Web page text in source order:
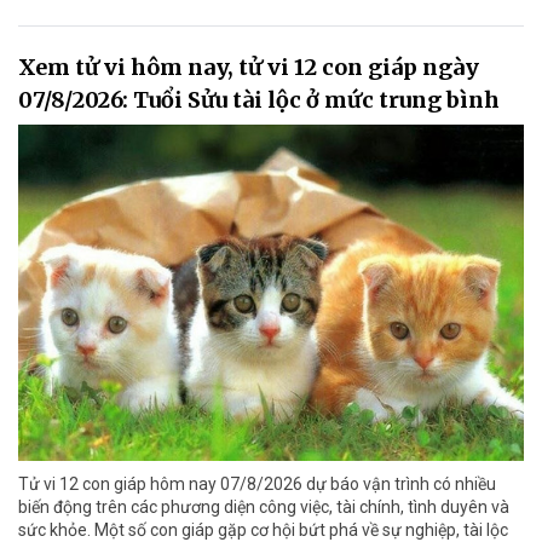
Xem tử vi hôm nay, tử vi 12 con giáp ngày
07/8/2026: Tuổi Sửu tài lộc ở mức trung bình
Tử vi 12 con giáp hôm nay 07/8/2026 dự báo vận trình có nhiều
biến động trên các phương diện công việc, tài chính, tình duyên và
sức khỏe. Một số con giáp gặp cơ hội bứt phá về sự nghiệp, tài lộc